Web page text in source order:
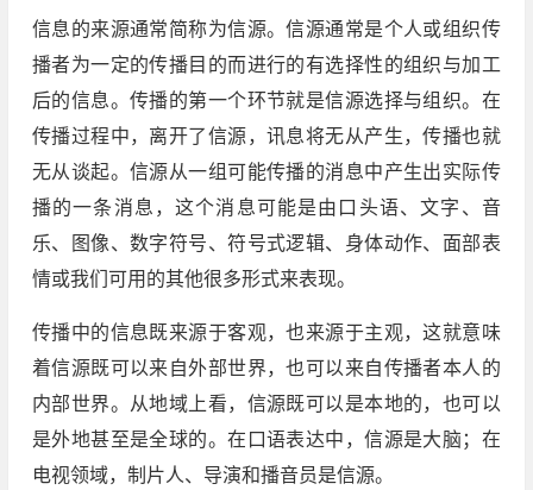
信息的来源通常简称为信源。信源通常是个人或组织传
播者为一定的传播目的而进行的有选择性的组织与加工
后的信息。传播的第一个环节就是信源选择与组织。在
传播过程中，离开了信源，讯息将无从产生，传播也就
无从谈起。信源从一组可能传播的消息中产生出实际传
播的一条消息，这个消息可能是由口头语、文字、音
乐、图像、数字符号、符号式逻辑、身体动作、面部表
情或我们可用的其他很多形式来表现。
传播中的信息既来源于客观，也来源于主观，这就意味
着信源既可以来自外部世界，也可以来自传播者本人的
内部世界。从地域上看，信源既可以是本地的，也可以
是外地甚至是全球的。在口语表达中，信源是大脑；在
电视领域，制片人、导演和播音员是信源。